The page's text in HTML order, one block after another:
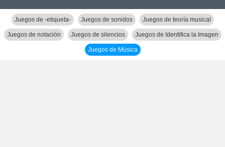
Juegos de -etiqueta- Juegos de sonidos Juegos de teoría musical
Juegos de notación Juegos de silencios Juegos de Identifica la Imagen
Juegos de Música